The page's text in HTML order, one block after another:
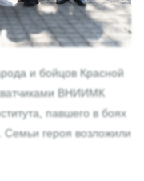
и бойцов Красной
ВНИИМК
павшего в боях
Семьи героя возложили